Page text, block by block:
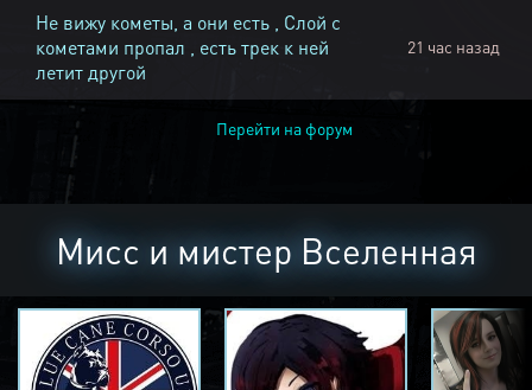
Не вижу кометы, а они есть , Слой с
кометами пропал , есть трек к ней
летит другой
21 час назад
Перейти на форум
Мисс и мистер Вселенная